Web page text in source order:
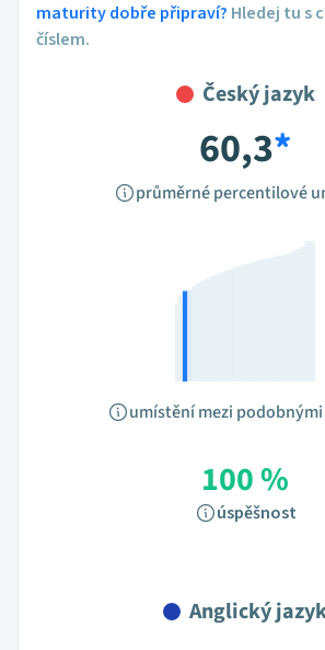
maturity dobře připraví? Hledej tu s
číslem.
Český jazyk
60,3*
průměrné percentilové
umístění mezi
100 %
úspěšnost
Anglický